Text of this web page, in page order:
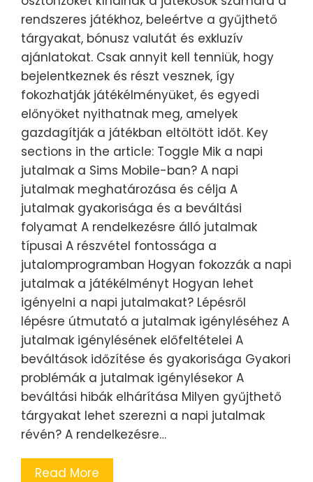
rendszeres játékhoz, beleértve a gyűjthető
tárgyakat, bónusz valutát és exkluzív
ajánlatokat. Csak annyit kell tenniük, hogy
bejelentkeznek és részt vesznek, így
fokozhatják játékélményüket, és egyedi
előnyöket nyithatnak meg, amelyek
gazdagítják a játékban eltöltött időt. Key
sections in the article: Toggle Mik a napi
jutalmak a Sims Mobile-ban? A napi
jutalmak meghatározása és célja A
jutalmak gyakorisága és a beváltási
folyamat A rendelkezésre álló jutalmak
típusai A részvétel fontossága a
jutalomprogramban Hogyan fokozzák a napi
jutalmak a játékélményt Hogyan lehet
igényelni a napi jutalmakat? Lépésről
lépésre útmutató a jutalmak igényléséhez A
jutalmak igénylésének előfeltételei A
beváltások időzítése és gyakorisága Gyakori
problémák a jutalmak igénylésekor A
beváltási hibák elhárítása Milyen gyűjthető
tárgyakat lehet szerezni a napi jutalmak
révén? A rendelkezésre…
Read More